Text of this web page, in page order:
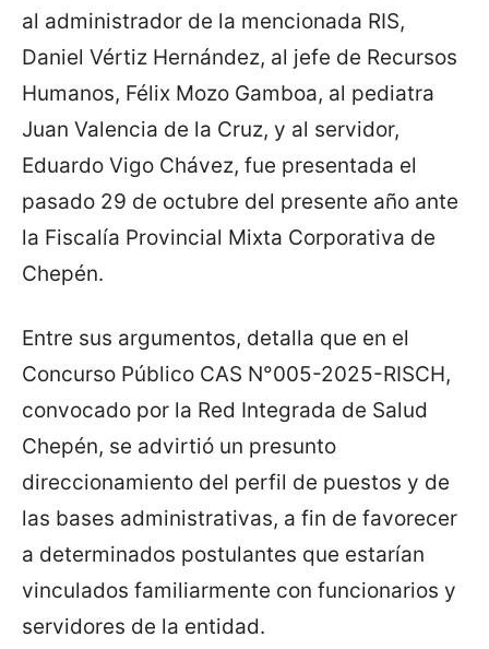
al administrador de la mencionada RIS,
Daniel Vértiz Hernández, al jefe de Recursos
Humanos, Félix Mozo Gamboa, al pediatra
Juan Valencia de la Cruz, y al servidor,
Eduardo Vigo Chávez, fue presentada el
pasado 29 de octubre del presente año ante
la Fiscalía Provincial Mixta Corporativa de
Chepén.
Entre sus argumentos, detalla que en el
Concurso Público CAS N°005-2025-RISCH,
convocado por la Red Integrada de Salud
Chepén, se advirtió un presunto
direccionamiento del perfil de puestos y de
las bases administrativas, a fin de favorecer
a determinados postulantes que estarían
vinculados familiarmente con funcionarios y
servidores de la entidad.